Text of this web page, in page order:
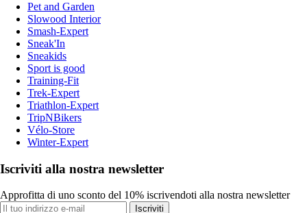
Pet and Garden
Slowood Interior
Smash-Expert
Sneak'In
Sneakids
Sport is good
Training-Fit
Trek-Expert
Triathlon-Expert
TripNBikers
Vélo-Store
Winter-Expert
Iscriviti alla nostra newsletter
Approfitta di uno sconto del 10% iscrivendoti alla nostra newsletter
Iscriviti